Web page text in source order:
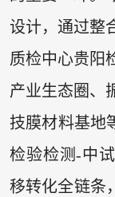
设计，通过整
质检中心贵阳
产业生态圈、
技膜材料基地
检验检测-中
移转化全链条